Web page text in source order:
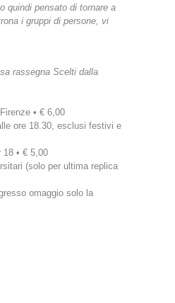
quindi pensato di tornare a
i gruppi di persone, vi
rassegna Scelti dalla
• € 6,00
ore 18.30, esclusi festivi e
18 • € 5,00
(solo per ultima replica
omaggio solo la